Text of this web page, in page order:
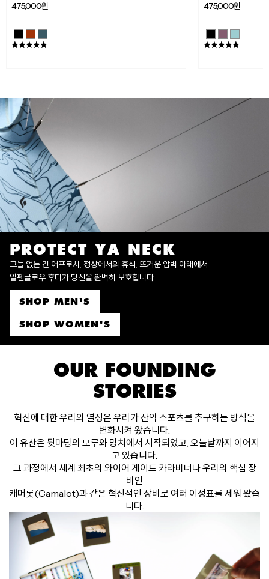
475,000원 475,000원
PROTECT YA NECK
그늘 없는 긴 어프로치, 정상에서의 휴식, 뜨거운 암벽 아래에서
알펜글로우 후디가 당신을 완벽히 보호합니다.
SHOP MEN'S
SHOP WOMEN'S
OUR FOUNDING
STORIES
혁신에 대한 우리의 열정은 우리가 산악 스포츠를 추구하는 방식을
변화시켜 왔습니다.
이 유산은 뒷마당의 모루와 망치에서 시작되었고, 오늘날까지 이어지
고 있습니다.
그 과정에서 세계 최초의 와이어 게이트 카라비너나 우리의 핵심 장
비인
캐머롯(Camalot)과 같은 혁신적인 장비로 여러 이정표를 세워 왔습
니다.